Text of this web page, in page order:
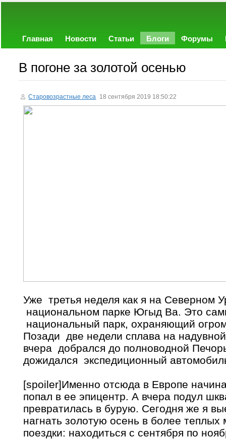
Главная Новости Статьи Блоги Форумы
В погоне за золотой осенью
Старовозрастные леса 18 сентября 2019 18:50:22
Уже третья неделя как я на Северном
национальном парке Югыд Ва. Это
национальный парк, охраняющий
Позади две недели сплава на
вчера добрался до полноводной
дожидался экспедиционный
[spoiler]Именно отсюда в Европе
попал в ее эпицентр. А вчера подул
превратилась в бурую. Сегодня же я
нагнать золотую осень в более
поездки: находиться с сентября по